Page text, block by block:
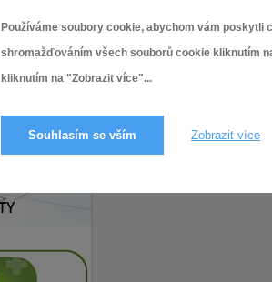
Používáme soubory cookie, abychom vám poskytli
shromažďováním všech souborů cookie kliknutím
kliknutím na "Zobrazit více"...
Souhlasím se vším Zobrazit více